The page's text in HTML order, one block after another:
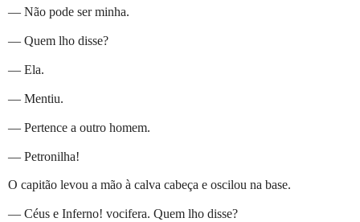
— Não pode ser minha.
— Quem lho disse?
— Ela.
— Mentiu.
— Pertence a outro homem.
— Petronilha!
O capitão levou a mão à calva cabeça e oscilou na base.
— Céus e Inferno! vocifera. Quem lho disse?